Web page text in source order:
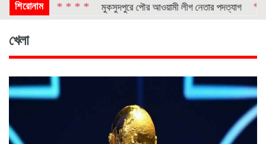
শিরোনাম* * * * মুকসুদপুরে পৌর আওয়ামী লীগ নেতার পদত্যাগ * * * *
খেলা